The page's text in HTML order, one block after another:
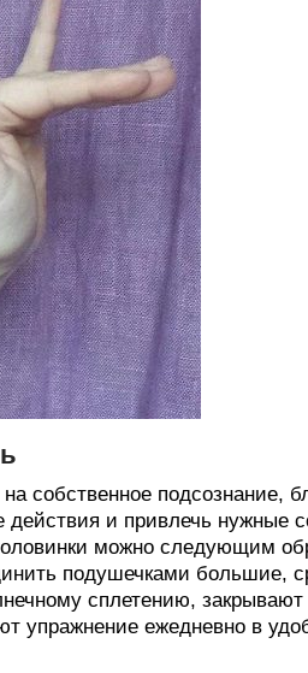
подсознание,
действия и привлечь нужные
можно следующим
подушечками большие,
сплетению, закрывают
упражнение ежедневно в